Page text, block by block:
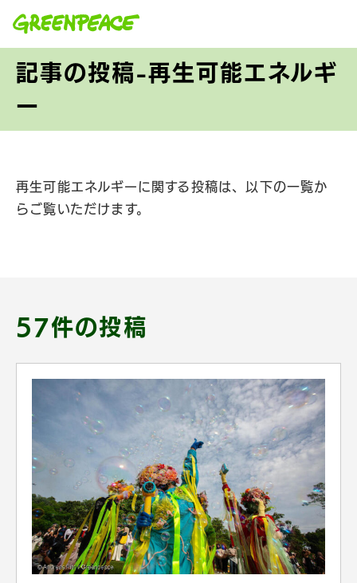
記事の投稿-再生可能エネルギ
ー
再生可能エネルギーに関する投稿は、以下の一覧か
らご覧いただけます。
57件の投稿